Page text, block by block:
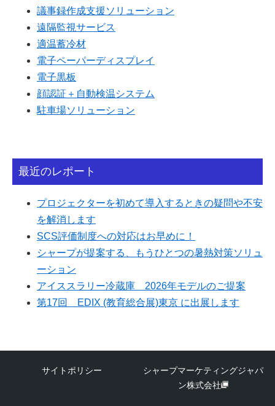
議事録作成支援ソリューション
遠隔監視サービス
適温蓄冷材
電子ペーパーディスプレイ
電子黒板
顔認証＋自動検温システム
駐車場ソリューション
最近のレポート
プロジェクターを初めて導入するときの疑問や不安
を解消します
SCS評価制度への対応はお早めに！
シャープが提案する、もうひとつの暑熱対策ソリュ
ーション
アイススラリー冷蔵庫 2026年モデルのご提案
第17回 EDIX (教育総合展)東京 に出展します
サイトポリシー
シャープマーケティングジャパ
ン株式会社